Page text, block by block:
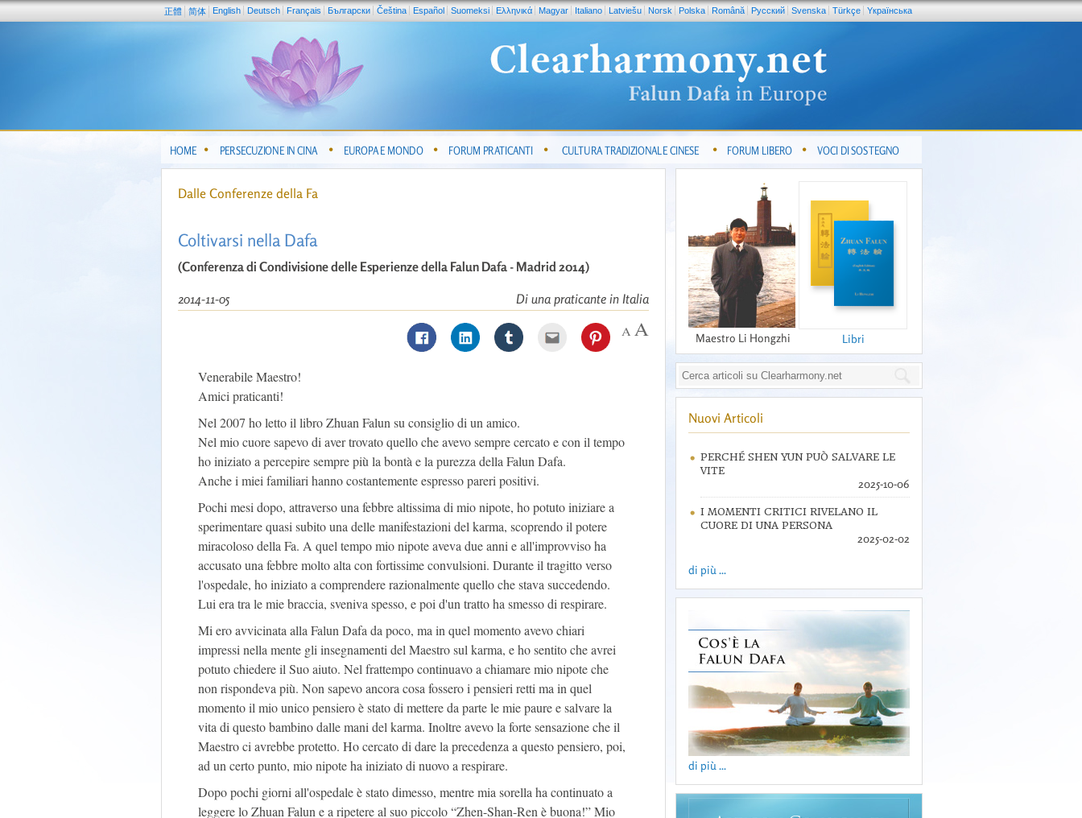
正體 简体 English Deutsch Français Български Čeština Español Suomeksi Ελληνικά Magyar Italiano Latviešu Norsk Polska Română Pусский Svenska Türkçe Yкраїнська
HOME PERSECUZIONE IN CINA EUROPA E MONDO FORUM PRATICANTI CULTURA TRADIZIONALE CINESE FORUM LIBERO VOCI DI SOSTEGNO
Dalle Conferenze della Fa
Coltivarsi nella Dafa
(Conferenza di Condivisione delle Esperienze della Falun Dafa - Madrid 2014)
Di una praticante in Italia
2014-11-05
Venerabile Maestro!
Amici praticanti!
Nel 2007 ho letto il libro Zhuan Falun su consiglio di un amico.
Nel mio cuore sapevo di aver trovato quello che avevo sempre cercato e con il tempo
ho iniziato a percepire sempre più la bontà e la purezza della Falun Dafa.
Anche i miei familiari hanno costantemente espresso pareri positivi.
Pochi mesi dopo, attraverso una febbre altissima di mio nipote, ho potuto iniziare a
sperimentare quasi subito una delle manifestazioni del karma, scoprendo il potere
miracoloso della Fa. A quel tempo mio nipote aveva due anni e all'improvviso ha
accusato una febbre molto alta con fortissime convulsioni. Durante il tragitto verso
l'ospedale, ho iniziato a comprendere razionalmente quello che stava succedendo.
Lui era tra le mie braccia, sveniva spesso, e poi d'un tratto ha smesso di respirare.
Mi ero avvicinata alla Falun Dafa da poco, ma in quel momento avevo chiari
impressi nella mente gli insegnamenti del Maestro sul karma, e ho sentito che avrei
potuto chiedere il Suo aiuto. Nel frattempo continuavo a chiamare mio nipote che
non rispondeva più. Non sapevo ancora cosa fossero i pensieri retti ma in quel
momento il mio unico pensiero è stato di mettere da parte le mie paure e salvare la
vita di questo bambino dalle mani del karma. Inoltre avevo la forte sensazione che il
Maestro ci avrebbe protetto. Ho cercato di dare la precedenza a questo pensiero, poi,
ad un certo punto, mio nipote ha iniziato di nuovo a respirare.
Dopo pochi giorni all'ospedale è stato dimesso, mentre mia sorella ha continuato a
leggere lo Zhuan Falun e a ripetere al suo piccolo “Zhen-Shan-Ren è buona!” Mio
Maestro Li Hongzhi Libri
Nuovi Articoli
PERCHÉ SHEN YUN PUÒ SALVARE LE
VITE
2025-10-06
I MOMENTI CRITICI RIVELANO IL
CUORE DI UNA PERSONA
2025-02-02
di più ...
di più ...